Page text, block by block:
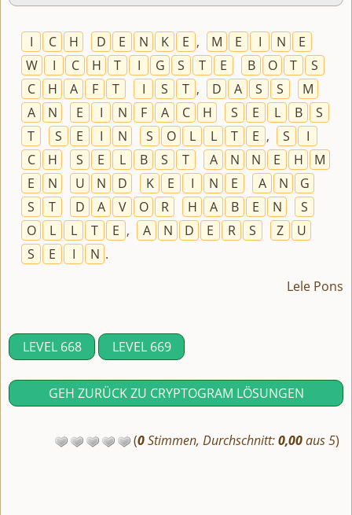
I C H D E N K E , M E I N
E
W
I C H T I G S T E B O T
S
C
H A F T I S T , D A S S
M
A
N E I N F A C H S E L B
S
T
S E I N S O L L T E , S
I
C
H S E L B S T A N N E H
M
E
N U N D K E I N E A N
G
S
T D A V O R H A B E N
S
O
L L T E , A N D E R S Z
U
S
E I N .
Lele Pons
LEVEL 668 LEVEL 669
GEH ZURÜCK ZU CRYPTOGRAM LÖSUNGEN
(0Stimmen, Durchschnitt:0,00aus 5)